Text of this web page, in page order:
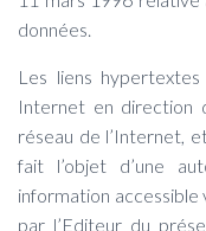
données.
Les liens
Internet en direction
réseau de l’Internet,
fait l’objet d’une
information accessible
par l’Editeur du